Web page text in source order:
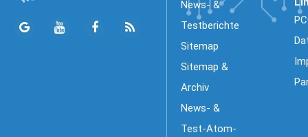
News- &
Testberichte
Sitemap
Sitemap &
Archiv
News- &
Test-Atom-